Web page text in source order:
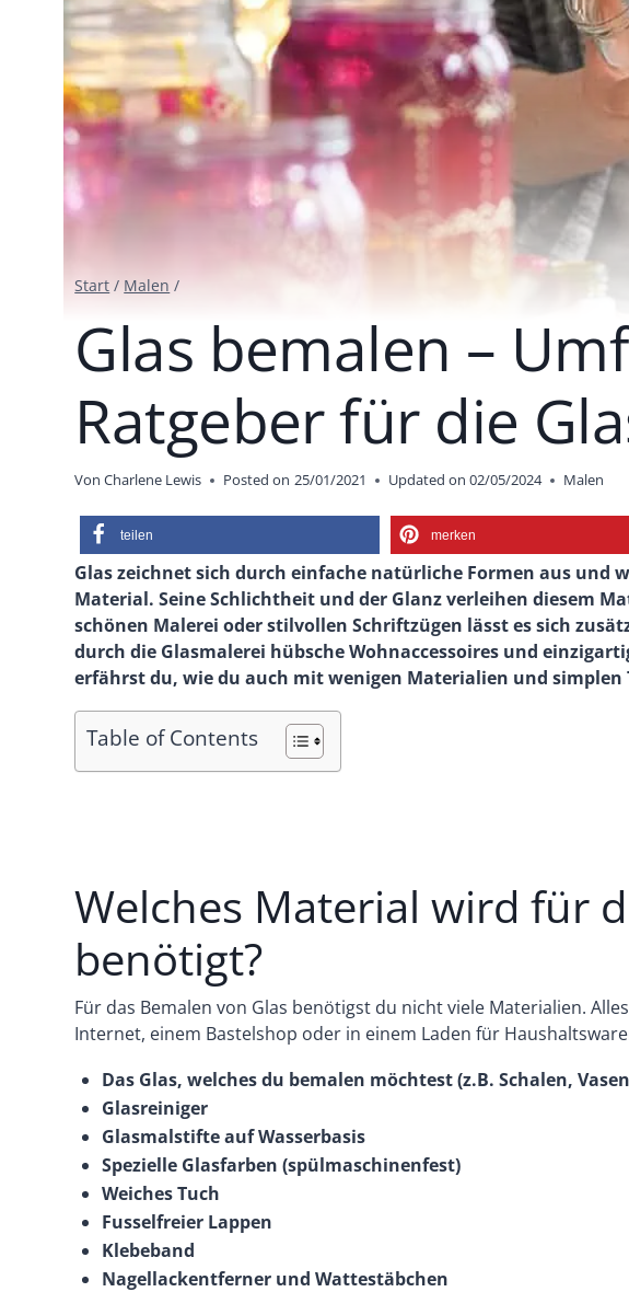
Start / Malen /
Glas bemalen –
Ratgeber für die
Von Charlene Lewis Posted on 25/01/2021 Updated on 02/05/2024 Malen
teilen merken
Glas zeichnet sich durch einfache natürliche Formen aus und
Material. Seine Schlichtheit und der Glanz verleihen diesem
schönen Malerei oder stilvollen Schriftzügen lässt es sich
durch die Glasmalerei hübsche Wohnaccessoires und
erfährst du, wie du auch mit wenigen Materialien und simplen
Table of Contents
Welches Material wird für
benötigt?
Für das Bemalen von Glas benötigst du nicht viele Materialien.
Internet, einem Bastelshop oder in einem Laden für
Das Glas, welches du bemalen möchtest (z.B. Schalen,
Glasreiniger
Glasmalstifte auf Wasserbasis
Spezielle Glasfarben (spülmaschinenfest)
Weiches Tuch
Fusselfreier Lappen
Klebeband
Nagellackentferner und Wattestäbchen